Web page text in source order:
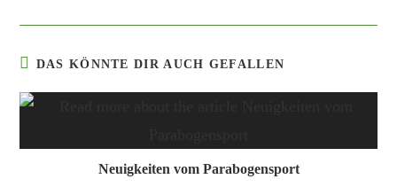
DAS KÖNNTE DIR AUCH GEFALLEN
Neuigkeiten vom Parabogensport